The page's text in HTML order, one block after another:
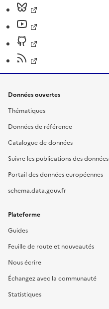
Données ouvertes
Thématiques
Données de référence
Catalogue de données
Suivre les publications des données
Portail des données européennes
schema.data.gouv.fr
Plateforme
Guides
Feuille de route et nouveautés
Nous écrire
Échangez avec la communauté
Statistiques